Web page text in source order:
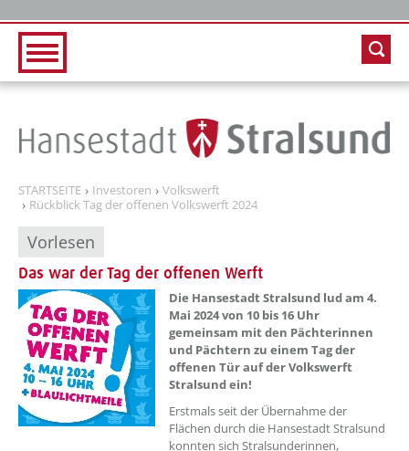
STARTSEITE Investoren
Volkswerft
Rückblick Tag der offenen Volkswerft 2024
Vorlesen
Das war der Tag der offenen Werft
??? absaetzeOben[1]/titel ???
Die Hansestadt Stralsund lud am 4.
Mai 2024 von 10 bis 16 Uhr
gemeinsam mit den Pächterinnen
und Pächtern zu einem Tag der
offenen Tür auf der Volkswerft
Stralsund ein!
Erstmals seit der Übernahme der
Flächen durch die Hansestadt Stralsund
konnten sich Stralsunderinnen,